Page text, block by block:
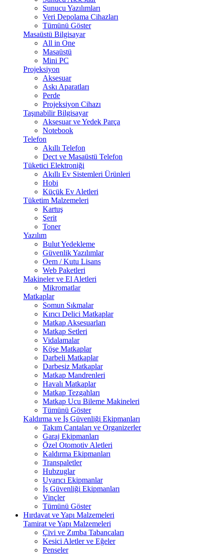
Sunucu Yazılımları
Veri Depolama Cihazları
Tümünü Göster
Masaüstü Bilgisayar
All in One
Masaüstü
Mini PC
Projeksiyon
Aksesuar
Askı Aparatları
Perde
Projeksiyon Cihazı
Taşınabilir Bilgisayar
Aksesuar ve Yedek Parça
Notebook
Telefon
Akıllı Telefon
Dect ve Masaüstü Telefon
Tüketici Elektroniği
Akıllı Ev Sistemleri Ürünleri
Hobi
Küçük Ev Aletleri
Tüketim Malzemeleri
Kartuş
Şerit
Toner
Yazılım
Bulut Yedekleme
Güvenlik Yazılımlar
Oem / Kutu Lisans
Web Paketleri
Makineler ve El Aletleri
Mikromatlar
Matkaplar
Somun Sıkmalar
Kırıcı Delici Matkaplar
Matkap Aksesuarları
Matkap Setleri
Vidalamalar
Köşe Matkaplar
Darbeli Matkaplar
Darbesiz Matkaplar
Matkap Mandrenleri
Havalı Matkaplar
Matkap Tezgahları
Matkap Ucu Bileme Makineleri
Tümünü Göster
Kaldırma ve İş Güvenliği Ekipmanları
Takım Çantaları ve Organizerler
Garaj Ekipmanları
Özel Otomotiv Aletleri
Kaldırma Ekipmanları
Transpaletler
Hubzuglar
Uyarıcı Ekipmanlar
İş Güvenliği Ekipmanları
Vinçler
Tümünü Göster
Hırdavat ve Yapı Malzemeleri
Tamirat ve Yapı Malzemeleri
Çivi ve Zımba Tabancaları
Kesici Aletler ve Eğeler
Penseler